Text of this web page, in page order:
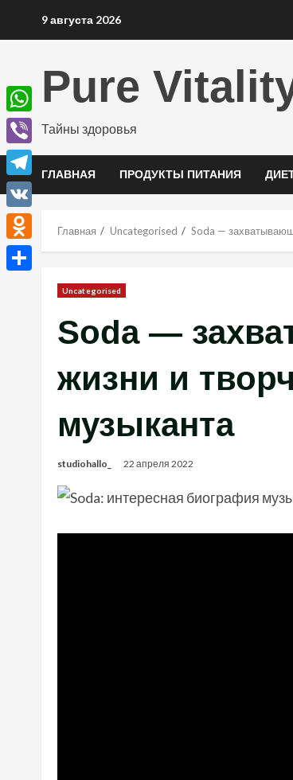
9 августа 2026
Pure
Тайны здоровья
ГЛАВНАЯ ПРОДУКТЫ ПИТАНИЯ
Главная Uncategorised Soda —
Uncategorised
Soda —
жизни и
музыканта
studiohallo_ 22 апреля 2022
WhatsApp
Viber
Telegram
VK
Odnoklassniki
Отправить